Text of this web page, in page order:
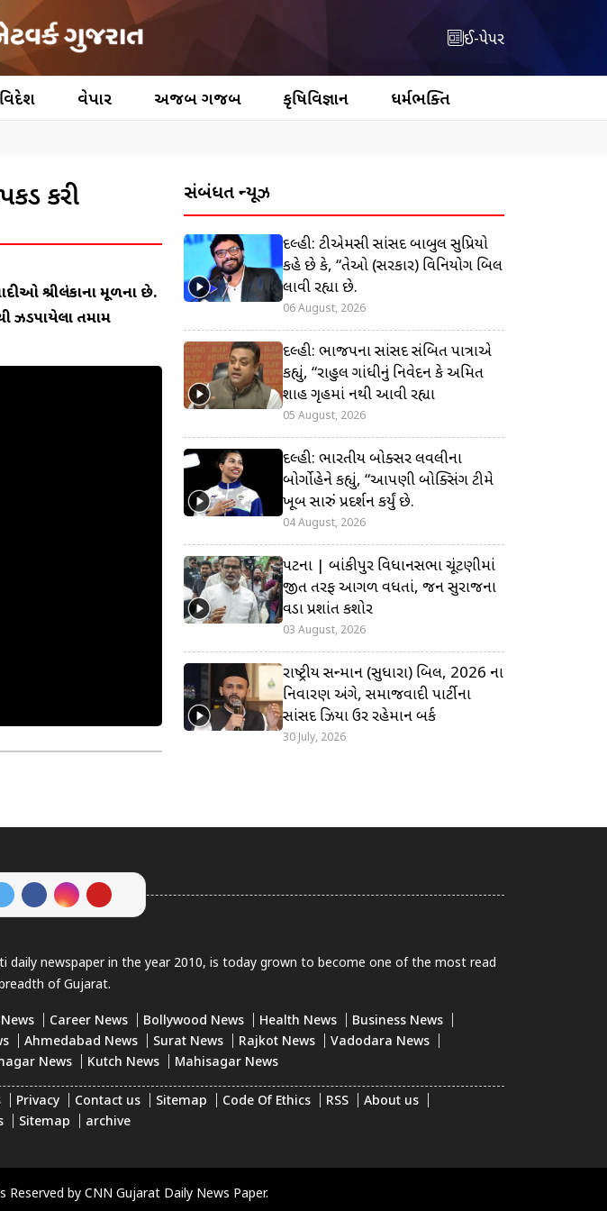
ઈ-પેપર
વેપાર અજબ ગજબ કૃષિવિજ્ઞાન ધર્મભક્તિ
કરી
શ્રીલંકાના મૂળના છે.
ઝડપાયેલા તમામ
સંબંધિત ન્યૂઝ
દિલ્હી: ટીએમસી સાંસદ બાબુલ સુપ્રિયો
કહે છે કે, “તેઓ (સરકાર) વિનિયોગ બિલ
લાવી રહ્યા છે.
06 August, 2026
દિલ્હી: ભાજપના સાંસદ સંબિત પાત્રાએ
કહ્યું, “રાહુલ ગાંધીનું નિવેદન કે અમિત
શાહ ગૃહમાં નથી આવી રહ્યા
05 August, 2026
દિલ્હી: ભારતીય બોક્સર લવલીના
બોર્ગોહેને કહ્યું, “આપણી બોક્સિંગ ટીમે
ખૂબ સારું પ્રદર્શન કર્યું છે.
04 August, 2026
પટના | બાંકીપુર વિધાનસભા ચૂંટણીમાં
જીત તરફ આગળ વધતાં, જન સુરાજના
વડા પ્રશાંત કિશોર
03 August, 2026
રાષ્ટ્રીય સન્માન (સુધારા) બિલ, 2026 ના
નિવારણ અંગે, સમાજવાદી પાર્ટીના
સાંસદ ઝિયા ઉર રહેમાન બર્ક
30 July, 2026
daily newspaper in the year 2010, is today grown to become one of the most read
of Gujarat.
Career News Bollywood News Health News
Business News
Ahmedabad News Surat News Rajkot News
Vadodara News
News Kutch News Mahisagar News
Privacy Contact us Sitemap Code Of Ethics RSS
About us
Sitemap archive
by CNN Gujarat Daily News Paper.